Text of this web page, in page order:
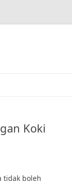
Koki
tidak boleh